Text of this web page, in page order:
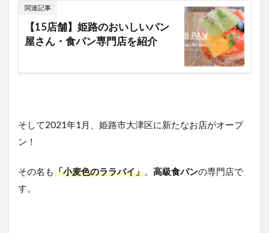
関連記事
【15店舗】姫路のおいしいパン
屋さん・食パン専門店を紹介
そして2021年1月、姫路市大津区に新たなお店がオープ
ン！
その名も「小麦色のララバイ」。 高級食パンの専門店で
す。